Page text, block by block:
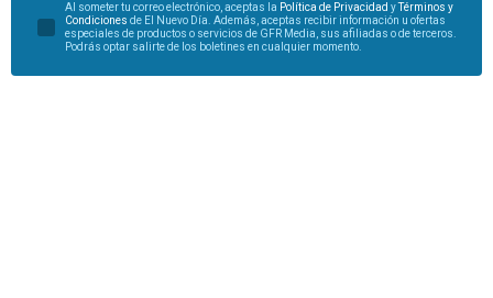
Al someter tu correo electrónico, aceptas la Política de Privacidad yTérminos y
Condiciones de El Nuevo Día. Además, aceptas recibir información u ofertas
especiales de productos o servicios de GFR Media, sus afiliadas o de terceros.
Podrás optar salirte de los boletines en cualquier momento.